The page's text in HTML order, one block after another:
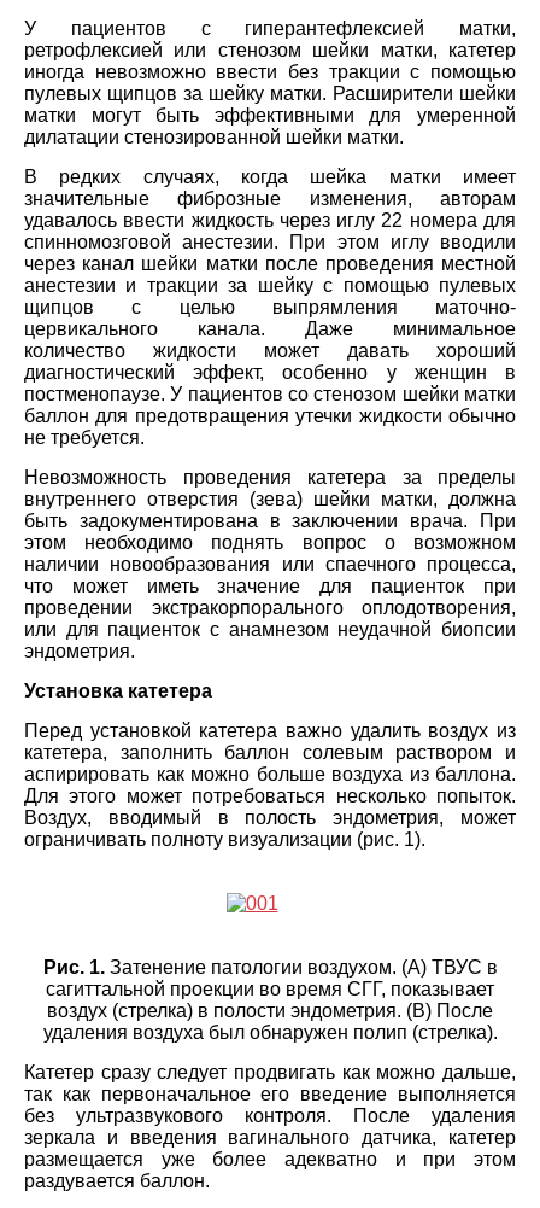
У пациентов с гиперантефлексией матки,
ретрофлексией или стенозом шейки матки, катетер
иногда невозможно ввести без тракции с помощью
пулевых щипцов за шейку матки. Расширители шейки
матки могут быть эффективными для умеренной
дилатации стенозированной шейки матки.
В редких случаях, когда шейка матки имеет
значительные фиброзные изменения, авторам
удавалось ввести жидкость через иглу 22 номера для
спинномозговой анестезии. При этом иглу вводили
через канал шейки матки после проведения местной
анестезии и тракции за шейку с помощью пулевых
щипцов с целью выпрямления маточно-
цервикального канала. Даже минимальное
количество жидкости может давать хороший
диагностический эффект, особенно у женщин в
постменопаузе. У пациентов со стенозом шейки матки
баллон для предотвращения утечки жидкости обычно
не требуется.
Невозможность проведения катетера за пределы
внутреннего отверстия (зева) шейки матки, должна
быть задокументирована в заключении врача. При
этом необходимо поднять вопрос о возможном
наличии новообразования или спаечного процесса,
что может иметь значение для пациенток при
проведении экстракорпорального оплодотворения,
или для пациенток с анамнезом неудачной биопсии
эндометрия.
Установка катетера
Перед установкой катетера важно удалить воздух из
катетера, заполнить баллон солевым раствором и
аспирировать как можно больше воздуха из баллона.
Для этого может потребоваться несколько попыток.
Воздух, вводимый в полость эндометрия, может
ограничивать полноту визуализации (рис. 1).
Рис. 1.Затенение патологии воздухом. (A) ТВУС в
сагиттальной проекции во время СГГ, показывает
воздух (стрелка) в полости эндометрия. (B) После
удаления воздуха был обнаружен полип (стрелка).
Катетер сразу следует продвигать как можно дальше,
так как первоначальное его введение выполняется
без ультразвукового контроля. После удаления
зеркала и введения вагинального датчика, катетер
размещается уже более адекватно и при этом
раздувается баллон.